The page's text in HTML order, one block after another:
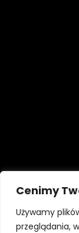
Cenimy
Używamy
przeglądania,